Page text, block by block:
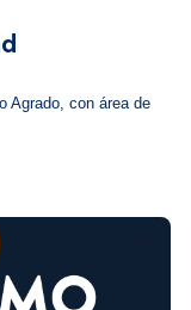
Agrado, con área de